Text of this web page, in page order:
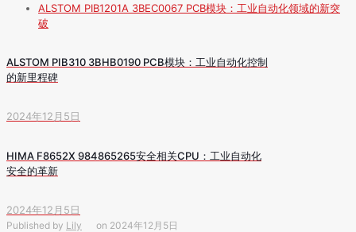
ALSTOM PIB1201A 3BEC0067 PCB模块：工业自动化领域的新突
破
ALSTOM PIB310 3BHB0190 PCB模块：工业自动化控制
的新里程碑
2024年12月5日
HIMA F8652X 984865265安全相关CPU：工业自动化
安全的革新
2024年12月5日
Published by Lily on 2024年12月5日